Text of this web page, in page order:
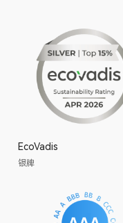
EcoVadis
银牌